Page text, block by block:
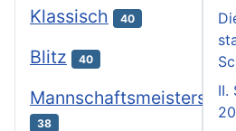
Klassisch 40
Blitz 40
38
II.